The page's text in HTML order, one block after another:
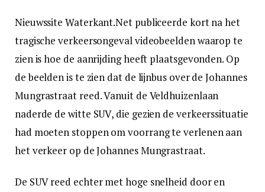
Nieuwssite Waterkant.Net publiceerde kort na het
tragische verkeersongeval videobeelden waarop te
zien is hoe de aanrijding heeft plaatsgevonden. Op
de beelden is te zien dat de lijnbus over de Johannes
Mungrastraat reed. Vanuit de Veldhuizenlaan
naderde de witte SUV, die gezien de verkeerssituatie
had moeten stoppen om voorrang te verlenen aan
het verkeer op de Johannes Mungrastraat.
De SUV reed echter met hoge snelheid door en